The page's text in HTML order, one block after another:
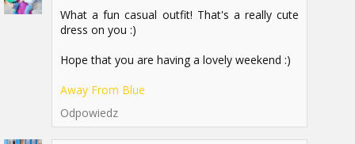
What a fun casual outfit! That's a really cute
dress on you :)
Hope that you are having a lovely weekend :)
Away From Blue
Odpowiedz